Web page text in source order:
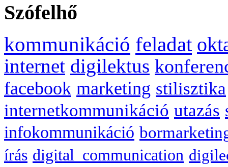
Szófelhő
kommunikáció feladat
internet digilektus
facebook marketing stilisztika
internetkommunikáció utazás
infokommunikáció
írás digital_communication